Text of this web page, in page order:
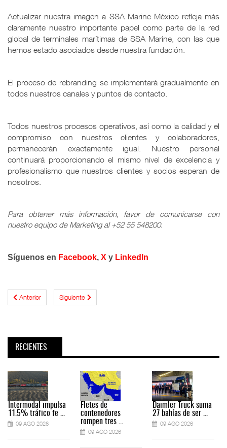
Actualizar nuestra imagen a SSA Marine México refleja más
claramente nuestro importante papel como parte de la red
global de terminales marítimas de SSA Marine, con las que
hemos estado asociados desde nuestra fundación.
El proceso de rebranding se implementará gradualmente en
todos nuestros canales y puntos de contacto.
Todos nuestros procesos operativos, así como la calidad y el
compromiso con nuestros clientes y colaboradores,
permanecerán exactamente igual. Nuestro personal
continuará proporcionando el mismo nivel de excelencia y
profesionalismo que nuestros clientes y socios esperan de
nosotros.
Para obtener más información, favor de comunicarse con
nuestro equipo de Marketing al +52 55 548200.
Síguenos en Facebook, X y LinkedIn
Anterior Siguiente
RECIENTES
Intermodal impulsa
11.5% tráfico fe ...
09 AGO 2026
Fletes de
contenedores
rompen tres ...
09 AGO 2026
Daimler Truck suma
27 bahías de ser ...
09 AGO 2026